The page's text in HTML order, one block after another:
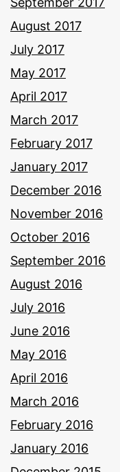
August 2017
July 2017
May 2017
April 2017
March 2017
February 2017
January 2017
December 2016
November 2016
October 2016
September 2016
August 2016
July 2016
June 2016
May 2016
April 2016
March 2016
February 2016
January 2016